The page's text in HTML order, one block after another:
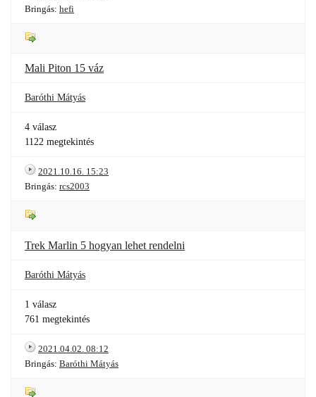
Bringás: hefi
Mali Piton 15 váz
Baróthi Mátyás
4 válasz
1122 megtekintés
2021.10.16. 15:23
Bringás: rcs2003
Trek Marlin 5 hogyan lehet rendelni
Baróthi Mátyás
1 válasz
761 megtekintés
2021.04.02. 08:12
Bringás: Baróthi Mátyás